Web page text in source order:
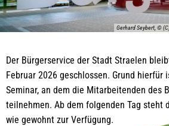
Gerhard Seybert, ©
Der Bürgerservice der Stadt Straelen
Februar 2026 geschlossen. Grund hierfür
Seminar, an dem die Mitarbeitenden des
teilnehmen. Ab dem folgenden Tag steht
wie gewohnt zur Verfügung.